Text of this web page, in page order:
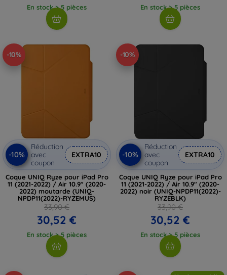
En stock > 5 pièces En stock > 5 pièces
-10%
-10%
Réduction
avec
coupon
EXTRA10
Coque UNIQ Ryze pour iPad Pro
11 (2021-2022) / Air 10.9" (2020-
2022) moutarde (UNIQ-
NPDP11(2022)-RYZEMUS)
33,90 €
30,52 €
En stock > 5 pièces
-10%
-10%
Réduction
avec
coupon
EXTRA10
Coque UNIQ Ryze pour iPad Pro
11 (2021-2022) / Air 10.9" (2020-
2022) noir (UNIQ-NPDP11(2022)-
RYZEBLK)
33,90 €
30,52 €
En stock > 5 pièces